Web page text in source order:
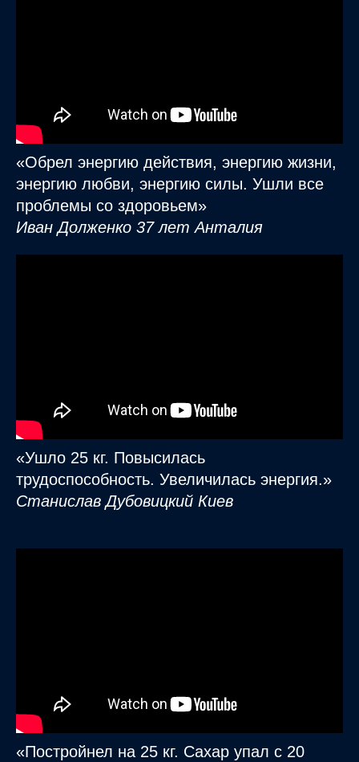
«Обрел энергию действия, энергию жизни,
энергию любви, энергию силы. Ушли все
проблемы со здоровьем»
Иван Долженко 37 лет Анталия
«Ушло 25 кг. Повысилась
трудоспособность. Увеличилась энергия.»
Станислав Дубовицкий Киев
«Постройнел на 25 кг. Сахар упал с 20